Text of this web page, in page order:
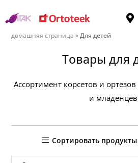
домашняя страница »Для детей
Товары для
Ассортимент корсетов и
и
Сортировать продукты